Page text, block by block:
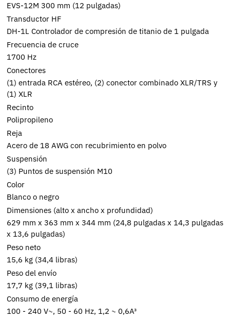
EVS-12M 300 mm (12 pulgadas)
Transductor HF
DH-1L Controlador de compresión de titanio de 1 pulgada
Frecuencia de cruce
1700 Hz
Conectores
(1) entrada RCA estéreo, (2) conector combinado XLR/TRS y
(1) XLR
Recinto
Polipropileno
Reja
Acero de 18 AWG con recubrimiento en polvo
Suspensión
(3) Puntos de suspensión M10
Color
Blanco o negro
Dimensiones (alto x ancho x profundidad)
629 mm x 363 mm x 344 mm (24,8 pulgadas x 14,3 pulgadas
x 13,6 pulgadas)
Peso neto
15,6 kg (34,4 libras)
Peso del envío
17,7 kg (39,1 libras)
Consumo de energía
100 - 240 V~, 50 - 60 Hz, 1,2 ~ 0,6A³